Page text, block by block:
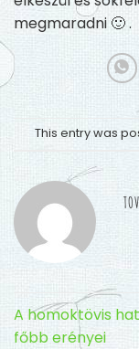
megmaradni 🙂 .
This entry was
A homoktövis
főbb erényei